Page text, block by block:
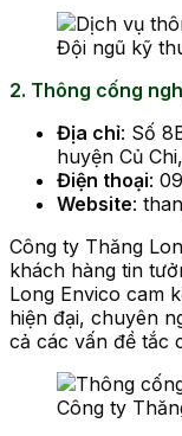
Đội ngũ kỹ
2. Thông cống
Địa chỉ: Số
huyện Củ
Điện thoại:
Website:
Công ty Thăng
khách hàng tin
Long Envico cam
hiện đại, chuyên
cả các vấn đề tắc
Công ty